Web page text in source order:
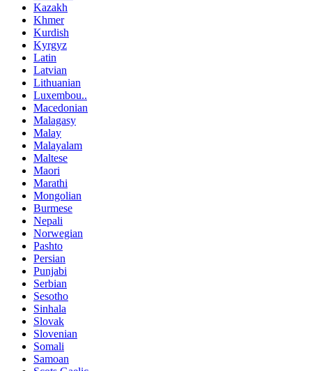
Kazakh
Khmer
Kurdish
Kyrgyz
Latin
Latvian
Lithuanian
Luxembou..
Macedonian
Malagasy
Malay
Malayalam
Maltese
Maori
Marathi
Mongolian
Burmese
Nepali
Norwegian
Pashto
Persian
Punjabi
Serbian
Sesotho
Sinhala
Slovak
Slovenian
Somali
Samoan